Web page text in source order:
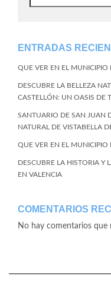
ENTRADAS
QUE VER EN EL MUNICIPIO
DESCUBRE LA BELLEZA
CASTELLÓN: UN OASIS DE
SANTUARIO DE SAN JUAN
NATURAL DE VISTABELLA
QUE VER EN EL MUNICIPIO
DESCUBRE LA HISTORIA Y
EN VALENCIA
COMENTARIOS
No hay comentarios que